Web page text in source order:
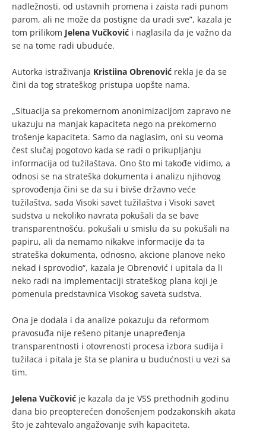
nadležnosti, od ustavnih promena i zaista radi punom
parom, ali ne može da postigne da uradi sve”, kazala je
tom prilikom Jelena Vučković i naglasila da je važno da
se na tome radi ubuduće.
Autorka istraživanja Kristiina Obrenović rekla je da se
čini da tog strateškog pristupa uopšte nama.
„Situacija sa prekomernom anonimizacijom zapravo ne
ukazuju na manjak kapaciteta nego na prekomerno
trošenje kapaciteta. Samo da naglasim, oni su veoma
čest slučaj pogotovo kada se radi o prikupljanju
informacija od tužilaštava. Ono što mi takođe vidimo, a
odnosi se na strateška dokumenta i analizu njihovog
sprovođenja čini se da su i bivše državno veće
tužilaštva, sada Visoki savet tužilaštva i Visoki savet
sudstva u nekoliko navrata pokušali da se bave
transparentnošću, pokušali u smislu da su pokušali na
papiru, ali da nemamo nikakve informacije da ta
strateška dokumenta, odnosno, akcione planove neko
nekad i sprovodio“, kazala je Obrenović i upitala da li
neko radi na implementaciji strateškog plana koji je
pomenula predstavnica Visokog saveta sudstva.
Ona je dodala i da analize pokazuju da reformom
pravosuđa nije rešeno pitanje unapređenja
transparentnosti i otovrenosti procesa izbora sudija i
tužilaca i pitala je šta se planira u budućnosti u vezi sa
tim.
Jelena Vučković je kazala da je VSS prethodnih godinu
dana bio preopterećen donošenjem podzakonskih akata
što je zahtevalo angažovanje svih kapaciteta.